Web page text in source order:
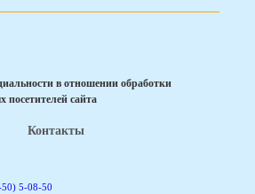
в отношении обработки
посетителей сайта
Контакты
5-08-50